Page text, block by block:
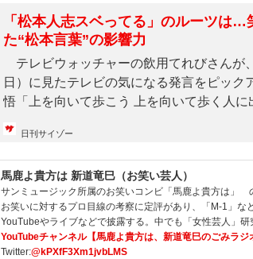
「松本人志スベってる」のルーツは…
た“松本言葉”の影響力
テレビウォッチャーの飲用てれびさんが
日）に見たテレビの気になる発言をピック
悟「上を向いて歩こう 上を向いて歩く人に
日刊サイゾー
馬鹿よ貴方は 新道竜巳（お笑い芸人）
サンミュージック所属のお笑いコンビ「馬鹿よ貴方は」
お笑いに対するプロ目線の考察に定評があり、「M-1」
YouTubeやライブなどで披露する。中でも「女性芸人」
YouTubeチャンネル【馬鹿よ貴方は、新道竜巳のごみラジ
Twitter:@kPXfF3Xm1jvbLMS